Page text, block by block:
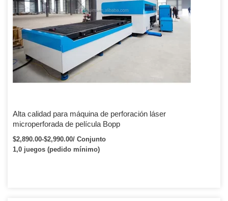
Alta calidad para máquina de perforación láser
microperforada de película Bopp
$2,890.00-$2,990.00/ Conjunto
1,0 juegos (pedido mínimo)